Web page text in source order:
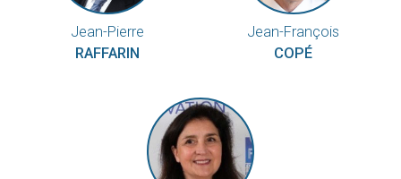
Jean-Pierre
RAFFARIN
Jean-François
COPÉ